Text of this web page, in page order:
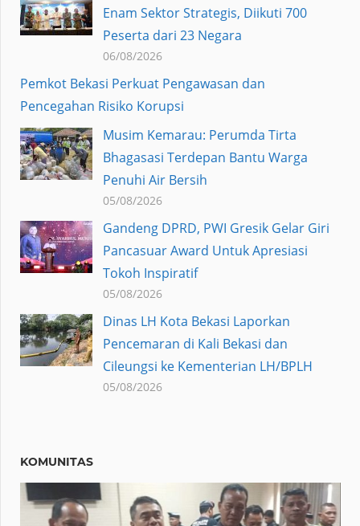
Enam Sektor Strategis, Diikuti 700
Peserta dari 23 Negara
06/08/2026
Pemkot Bekasi Perkuat Pengawasan dan
Pencegahan Risiko Korupsi
Musim Kemarau: Perumda Tirta
Bhagasasi Terdepan Bantu Warga
Penuhi Air Bersih
05/08/2026
Gandeng DPRD, PWI Gresik Gelar Giri
Pancasuar Award Untuk Apresiasi
Tokoh Inspiratif
05/08/2026
Dinas LH Kota Bekasi Laporkan
Pencemaran di Kali Bekasi dan
Cileungsi ke Kementerian LH/BPLH
05/08/2026
KOMUNITAS